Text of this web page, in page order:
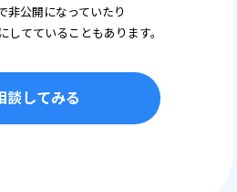
非公開になっていたり
てていることもあります。
談してみる